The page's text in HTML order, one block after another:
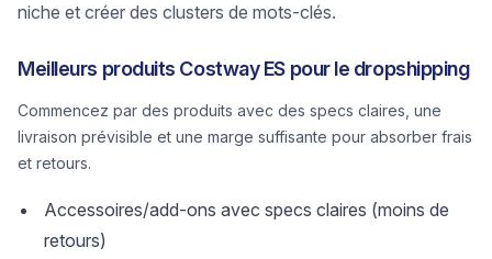
niche et créer des clusters de mots-clés.
Meilleurs produits Costway ES pour le dropshipping
Commencez par des produits avec des specs claires, une
livraison prévisible et une marge suffisante pour absorber frais
et retours.
Accessoires/add-ons avec specs claires (moins de
retours)